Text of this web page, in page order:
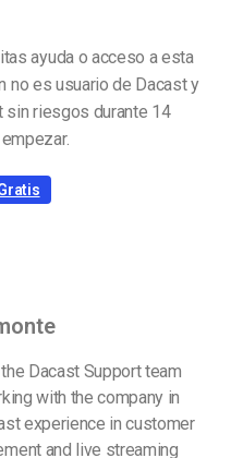
ayuda o acceso a esta
no es usuario de Dacast y
sin riesgos durante 14
Dacast Support team
with the company in
experience in customer
and live streaming